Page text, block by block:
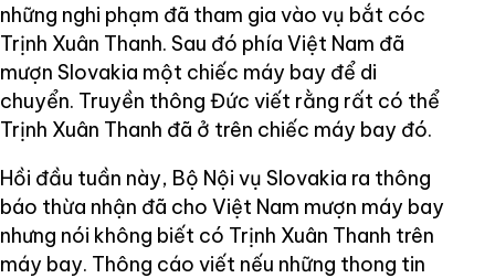
những nghi phạm đã tham gia vào vụ bắt cóc
Trịnh Xuân Thanh. Sau đó phía Việt Nam đã
mượn Slovakia một chiếc máy bay để di
chuyển. Truyền thông Đức viết rằng rất có thể
Trịnh Xuân Thanh đã ở trên chiếc máy bay đó.
Hồi đầu tuần này, Bộ Nội vụ Slovakia ra thông
báo thừa nhận đã cho Việt Nam mượn máy bay
nhưng nói không biết có Trịnh Xuân Thanh trên
máy bay. Thông cáo viết nếu những thong tin